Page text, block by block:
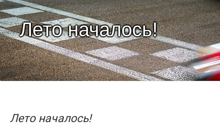
Лето началось!
Лето началось!